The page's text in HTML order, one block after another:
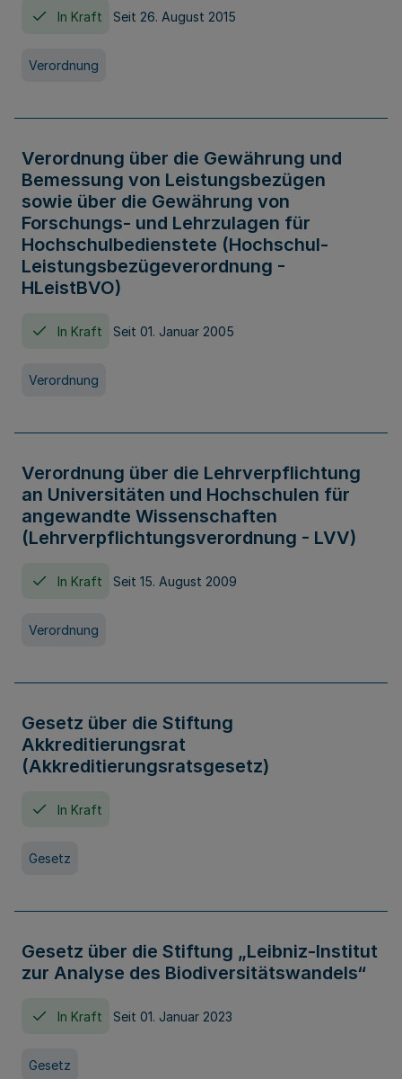
In Kraft Seit 26. August 2015
Verordnung
Verordnung über die Gewährung und
Bemessung von Leistungsbezügen
sowie über die Gewährung von
Forschungs- und Lehrzulagen für
Hochschulbedienstete (Hochschul-
Leistungsbezügeverordnung -
HLeistBVO)
In Kraft Seit 01. Januar 2005
Verordnung
Verordnung über die Lehrverpflichtung
an Universitäten und Hochschulen für
angewandte Wissenschaften
(Lehrverpflichtungsverordnung - LVV)
In Kraft Seit 15. August 2009
Verordnung
Gesetz über die Stiftung
Akkreditierungsrat
(Akkreditierungsratsgesetz)
In Kraft
Gesetz
Gesetz über die Stiftung „Leibniz-Institut
zur Analyse des Biodiversitätswandels“
In Kraft Seit 01. Januar 2023
Gesetz